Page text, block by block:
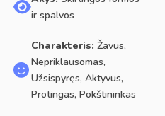
ir spalvos
Charakteris: Žavus,
Nepriklausomas,
Užsispyręs, Aktyvus,
Protingas, Pokštininkas